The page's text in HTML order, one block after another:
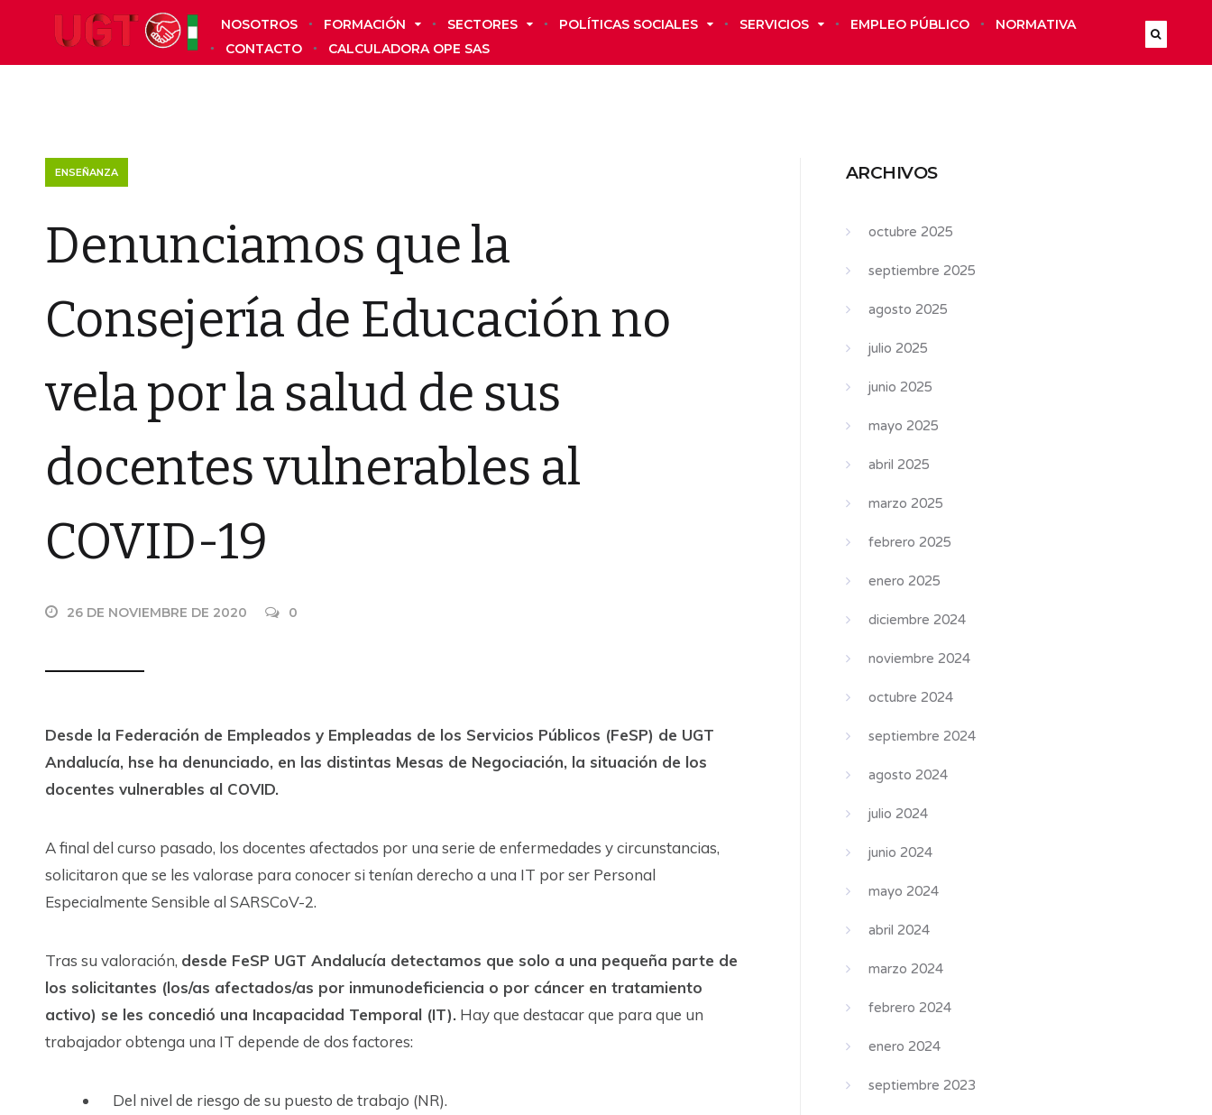
NOSOTROS FORMACIÓN SECTORES POLÍTICAS SOCIALES SERVICIOS EMPLEO PÚBLICO
NORMATIVA
CONTACTO
CALCULADORA OPE SAS
ENSEÑANZA
Denunciamos que la
Consejería de Educación no
vela por la salud de sus
docentes vulnerables al
COVID-19
26 DE NOVIEMBRE DE 2020 0
Desde la Federación de Empleados y Empleadas de los Servicios Públicos (FeSP) de UGT
Andalucía, hse ha denunciado, en las distintas Mesas de Negociación, la situación de los
docentes vulnerables al COVID.
A final del curso pasado, los docentes afectados por una serie de enfermedades y circunstancias,
solicitaron que se les valorase para conocer si tenían derecho a una IT por ser Personal
Especialmente Sensible al SARSCoV-2.
Tras su valoración, desde FeSP UGT Andalucía detectamos que solo a una pequeña parte de
los solicitantes (los/as afectados/as por inmunodeficiencia o por cáncer en tratamiento
activo) se les concedió una Incapacidad Temporal (IT). Hay que destacar que para que un
trabajador obtenga una IT depende de dos factores:
Del nivel de riesgo de su puesto de trabajo (NR).
ARCHIVOS
octubre 2025
septiembre 2025
agosto 2025
julio 2025
junio 2025
mayo 2025
abril 2025
marzo 2025
febrero 2025
enero 2025
diciembre 2024
noviembre 2024
octubre 2024
septiembre 2024
agosto 2024
julio 2024
junio 2024
mayo 2024
abril 2024
marzo 2024
febrero 2024
enero 2024
septiembre 2023